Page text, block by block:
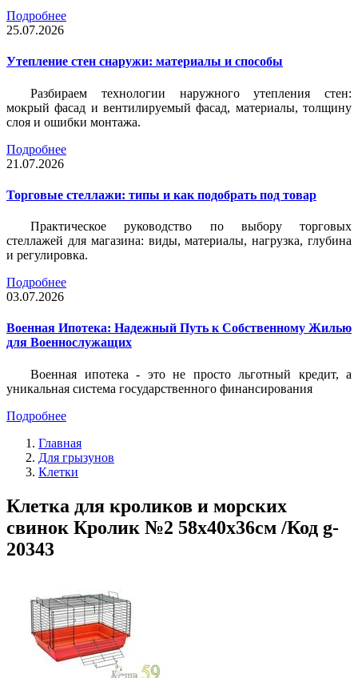
Подробнее
25.07.2026
Утепление стен снаружи: материалы и способы
Разбираем технологии наружного утепления стен:
мокрый фасад и вентилируемый фасад, материалы, толщину
слоя и ошибки монтажа.
Подробнее
21.07.2026
Торговые стеллажи: типы и как подобрать под товар
Практическое руководство по выбору торговых
стеллажей для магазина: виды, материалы, нагрузка, глубина
и регулировка.
Подробнее
03.07.2026
Военная Ипотека: Надежный Путь к Собственному Жилью
для Военнослужащих
Военная ипотека - это не просто льготный кредит, а
уникальная система государственного финансирования
Подробнее
Главная
Для грызунов
Клетки
Клетка для кроликов и морских
свинок Кролик №2 58x40x36см /Код g-
20343